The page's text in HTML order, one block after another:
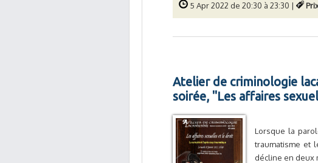
5 Apr 2022 de 20:30 à 23:30 |
Atelier de criminologie
soirée, "Les affaires
Lorsque la
traumatisme et
décline en deux